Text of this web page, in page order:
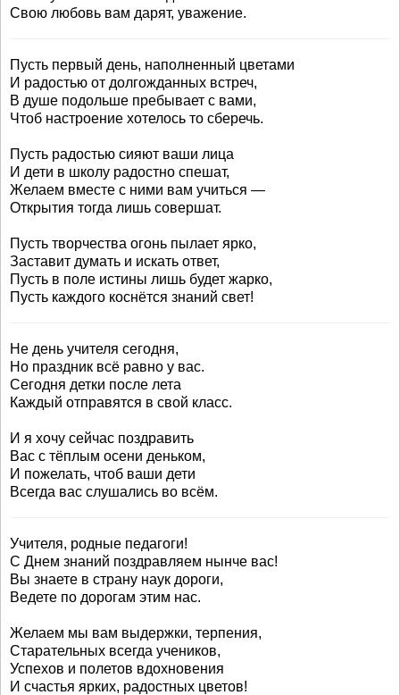
Свою любовь вам дарят, уважение.
Пусть первый день, наполненный цветами
И радостью от долгожданных встреч,
В душе подольше пребывает с вами,
Чтоб настроение хотелось то сберечь.
Пусть радостью сияют ваши лица
И дети в школу радостно спешат,
Желаем вместе с ними вам учиться —
Открытия тогда лишь совершат.
Пусть творчества огонь пылает ярко,
Заставит думать и искать ответ,
Пусть в поле истины лишь будет жарко,
Пусть каждого коснётся знаний свет!
Не день учителя сегодня,
Но праздник всё равно у вас.
Сегодня детки после лета
Каждый отправятся в свой класс.
И я хочу сейчас поздравить
Вас с тёплым осени деньком,
И пожелать, чтоб ваши дети
Всегда вас слушались во всём.
Учителя, родные педагоги!
С Днем знаний поздравляем нынче вас!
Вы знаете в страну наук дороги,
Ведете по дорогам этим нас.
Желаем мы вам выдержки, терпения,
Старательных всегда учеников,
Успехов и полетов вдохновения
И счастья ярких, радостных цветов!